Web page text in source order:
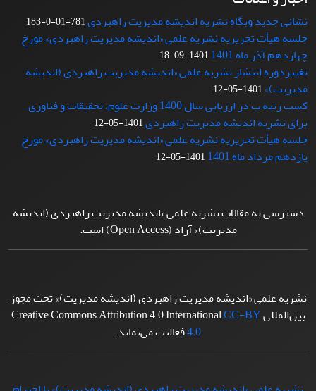
نشانی جدید وبگاه نشریه اندیشه مدیریت راهبردی781-01-0-183
جلسه هیأت تحریریه نشریه علمی «اندیشه مدیریت راهبردی» مورخ
چهاردهم آذر ماه 1401
1401-09-18
تغییردوره انتشار نشریه علمی «اندیشه مدیریت راهبردی (اندیشه
مدیریت)»1401-05-12
کسب رتبه ب در ارزیابی سال 1400 وزارت علوم، تحقیقات و فناوری
برای نشریه اندیشه مدیریت راهبردی1401-05-12
جلسه هیأت تحریریه نشریه علمی «اندیشه مدیریت راهبردی» مورخ
یازدهم مرداد ماه 1401
1401-05-12
دسترسی به مقالات نشریه علمی «اندیشه مدیریت راهبردی (اندیشه
مدیریت)» آزاد (Open Access) است.
نشریه علمی «اندیشه مدیریت راهبردی (اندیشه مدیریت)» تحت مجوز
بین‌المللی Creative Commons Attribution 4.0 InternationalCC-BY
4.0فعالیت می‌نماید.